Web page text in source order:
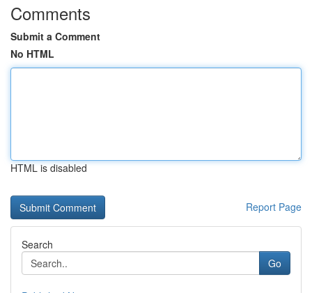
Comments
Submit a Comment
No HTML
HTML is disabled
Report Page
Search
Go